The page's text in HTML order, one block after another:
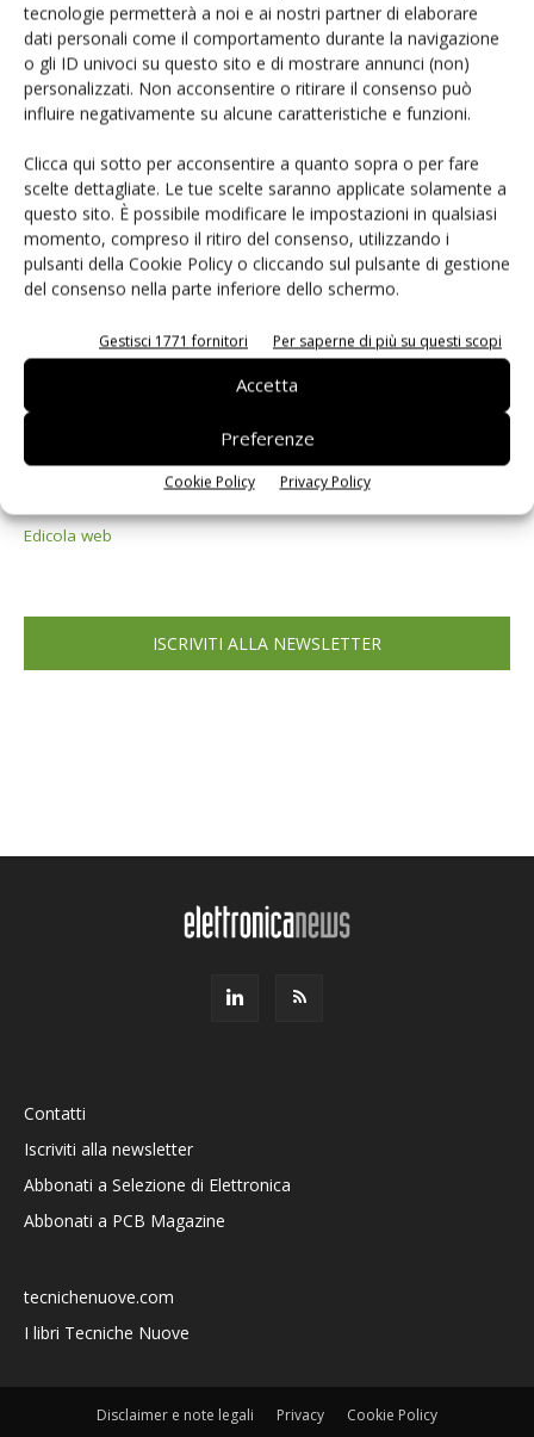
tecnologie permetterà a noi e ai nostri partner di elaborare
dati personali come il comportamento durante la navigazione
o gli ID univoci su questo sito e di mostrare annunci (non)
personalizzati. Non acconsentire o ritirare il consenso può
influire negativamente su alcune caratteristiche e funzioni.
Clicca qui sotto per acconsentire a quanto sopra o per fare
scelte dettagliate. Le tue scelte saranno applicate solamente a
questo sito. È possibile modificare le impostazioni in qualsiasi
momento, compreso il ritiro del consenso, utilizzando i
pulsanti della Cookie Policy o cliccando sul pulsante di gestione
del consenso nella parte inferiore dello schermo.
Gestisci 1771 fornitori Per saperne di più su questi scopi
Accetta
Preferenze
Cookie Policy Privacy Policy
Edicola web
PCB Magazine
Edicola web
ISCRIVITI ALLA NEWSLETTER
Contatti
Iscriviti alla newsletter
Abbonati a Selezione di Elettronica
Abbonati a PCB Magazine
tecnichenuove.com
I libri Tecniche Nuove
Disclaimer e note legali Privacy Cookie Policy